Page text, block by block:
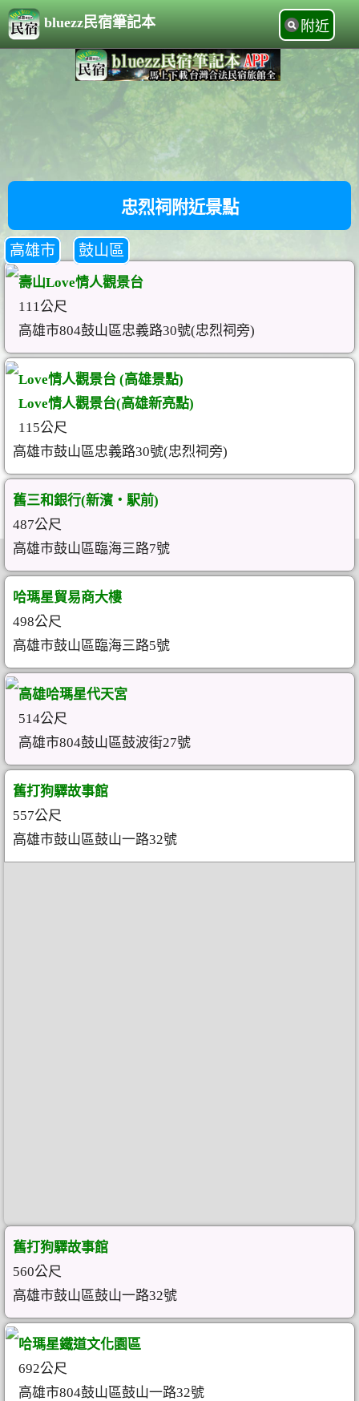
bluezz民宿筆記本 附近
忠烈祠附近景點
高雄市 鼓山區
壽山Love情人觀景台
111公尺
高雄市804鼓山區忠義路30號(忠烈祠旁)
Love情人觀景台 (高雄景點)
Love情人觀景台(高雄新亮點)
115公尺
高雄市鼓山區忠義路30號(忠烈祠旁)
舊三和銀行(新濱・駅前)
487公尺
高雄市鼓山區臨海三路7號
哈瑪星貿易商大樓
498公尺
高雄市鼓山區臨海三路5號
高雄哈瑪星代天宮
514公尺
高雄市804鼓山區鼓波街27號
舊打狗驛故事館
557公尺
高雄市鼓山區鼓山一路32號
舊打狗驛故事館
560公尺
高雄市鼓山區鼓山一路32號
哈瑪星鐵道文化園區
692公尺
高雄市804鼓山區鼓山一路32號